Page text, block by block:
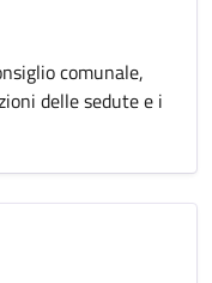
comunale,
delle sedute e i